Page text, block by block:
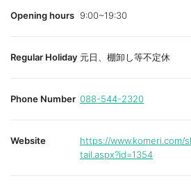
Opening hours 9:00~19:30
Regular Holiday 元日、棚卸し等不定休
Phone Number 088-544-2320
Website
https://www.komeri.com/
tail.aspx?id=1354